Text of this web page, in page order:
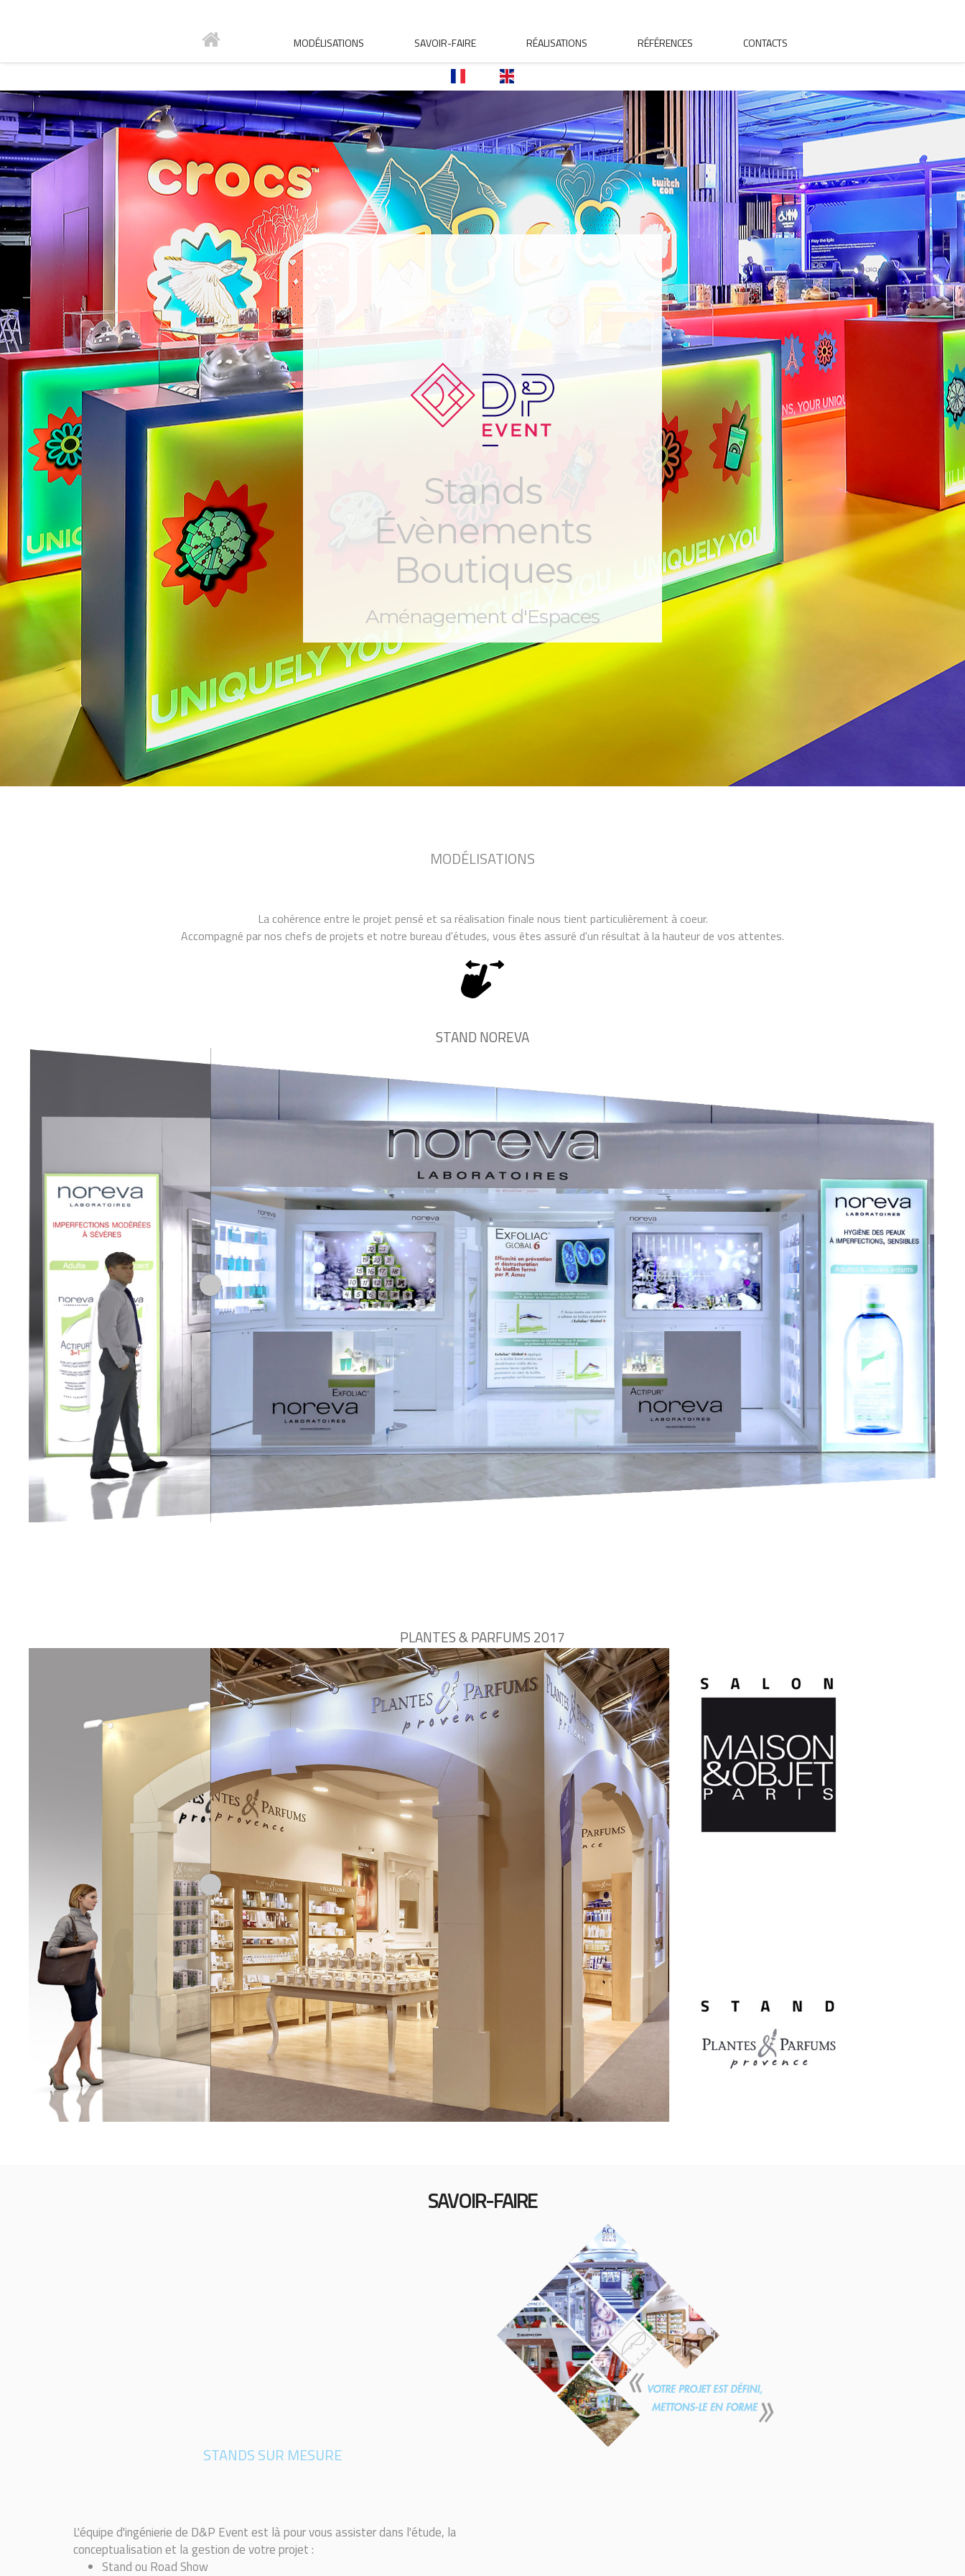
MODÉLISATIONS SAVOIR-FAIRE RÉALISATIONS RÉFÉRENCES CONTACTS
Stands
Évènements
Boutiques
Aménagement d'Espaces
MODÉLISATIONS
La cohérence entre le projet pensé et sa réalisation finale nous tient particulièrement à coeur.
Accompagné par nos chefs de projets et notre bureau d'études, vous êtes assuré d'un résultat à la hauteur de vos attentes.
STAND NOREVA
PLANTES & PARFUMS 2017
SAVOIR-FAIRE
STANDS SUR MESURE
L'équipe d'ingénierie de D&P Event est là pour vous assister dans l'étude, la
conceptualisation et la gestion de votre projet :
Stand ou Road Show